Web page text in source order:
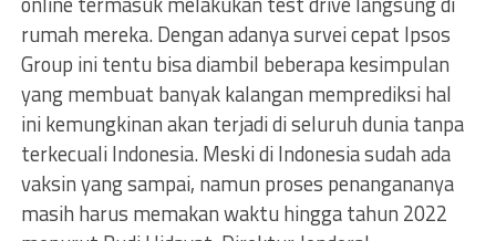
rumah mereka. Dengan adanya survei cepat Ipsos
Group ini tentu bisa diambil beberapa kesimpulan
yang membuat banyak kalangan memprediksi hal
ini kemungkinan akan terjadi di seluruh dunia tanpa
terkecuali Indonesia. Meski di Indonesia sudah ada
vaksin yang sampai, namun proses penangananya
masih harus memakan waktu hingga tahun 2022